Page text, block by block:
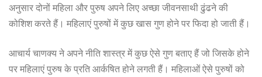
अनुसार दोनों महिला और पुरुष अपने लिए अच्छा जीवनसाथी ढुंढने की
कोशिश करते हैं। महिलाएं पुरुषों में कुछ खास गुण होने पर फिदा हो जाती हैं।
आचार्य चाणक्‍य ने अपने नीति शास्‍त्र में कुछ ऐसे गुण बताए हैं जो जिसके होने
पर महिलाएं पुरुष के प्रति आर्कषित होने लगती हैं। महिलाओं ऐसे पुरुषों को